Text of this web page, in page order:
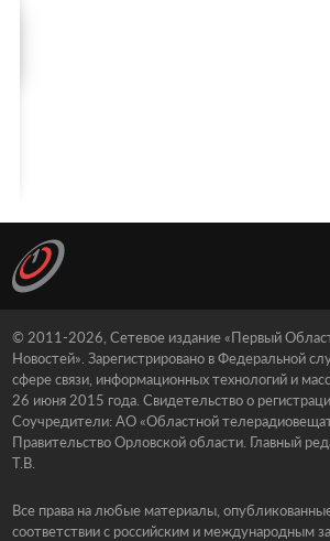
© 2011-2026, Сетевое издание «Первый
Новостей». Зарегистрировано в Федеральной
сфере связи, информационных технологий и
26 июня 2015 года. Свидетельство о
Соучредители: АО «Областной
Правительство Орловской области. Главный
Т.В.
Все права на любые материалы,
соответствии с российским и международным